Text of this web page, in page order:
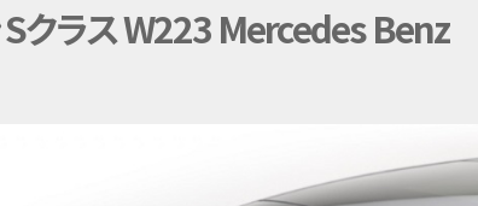
クラス W223 Mercedes Benz